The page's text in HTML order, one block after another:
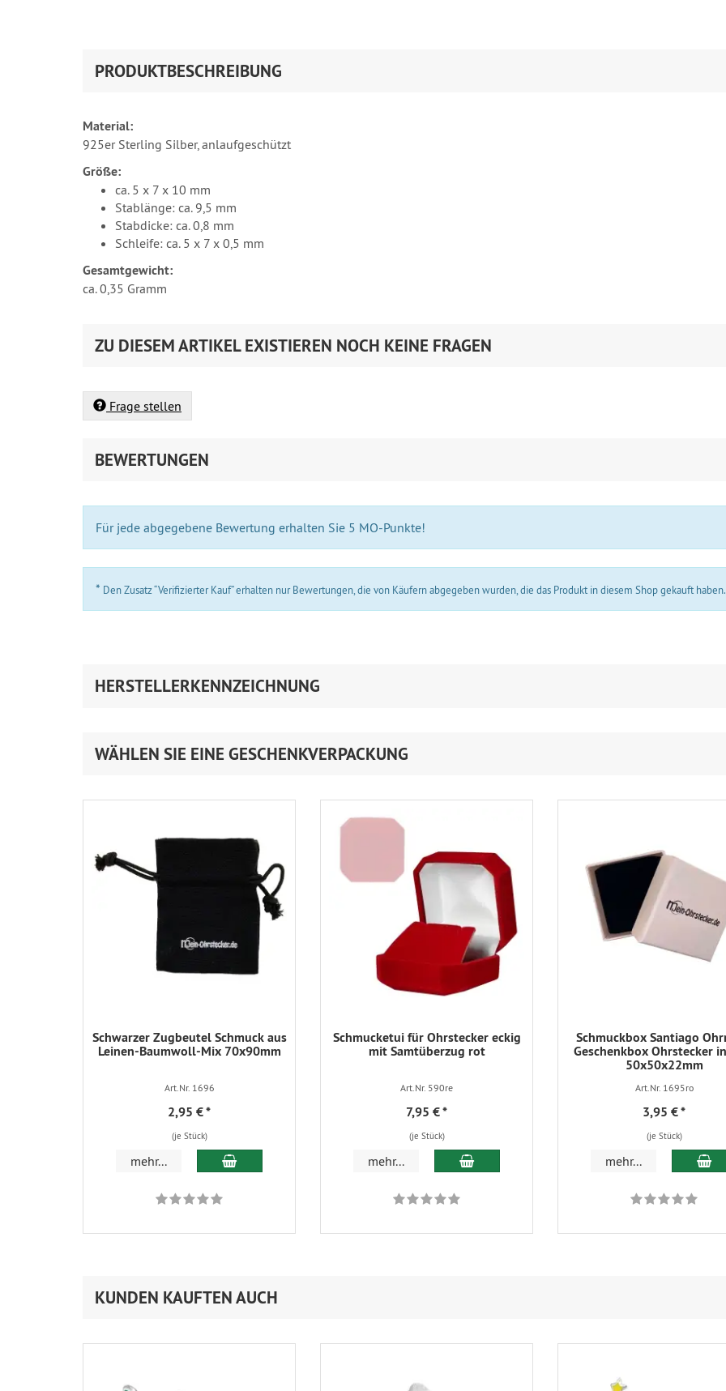
PRODUKTBESCHREIBUNG
Material:
925er Sterling Silber, anlaufgeschützt
Größe:
ca. 5 x 7 x 10 mm
Stablänge: ca. 9,5 mm
Stabdicke: ca. 0,8 mm
Schleife: ca. 5 x 7 x 0,5 mm
Gesamtgewicht:
ca. 0,35 Gramm
ZU DIESEM ARTIKEL EXISTIEREN NOCH KEINE FRAGEN
Frage stellen
BEWERTUNGEN
Für jede abgegebene Bewertung erhalten Sie 5 MO-Punkte!
* Den Zusatz “Verifizierter Kauf” erhalten nur Bewertungen, die von Käufern abgegeben wurden, die das Produkt in diesem Shop gekauft
HERSTELLERKENNZEICHNUNG
WÄHLEN SIE EINE GESCHENKVERPACKUNG
Schwarzer Zugbeutel Schmuck aus
Leinen-Baumwoll-Mix 70x90mm
Art.Nr. 1696
2,95 €*
(je Stück)
mehr... In den Warenkorb
Schmucketui für Ohrstecker eckig
mit Samtüberzug rot
Art.Nr. 590re
7,95 €*
(je Stück)
mehr... In den Warenkorb
Schmuckbox Santiago
Geschenkbox Ohrstecker
50x50x22mm
Art.Nr. 1695ro
3,95 €*
(je Stück)
mehr... In
KUNDEN KAUFTEN AUCH